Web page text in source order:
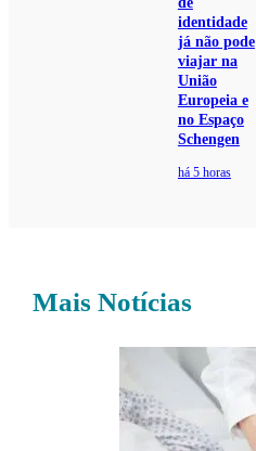
identidade
já não pode
viajar na
União
Europeia e
no Espaço
Schengen
há 5 horas
Mais Notícias